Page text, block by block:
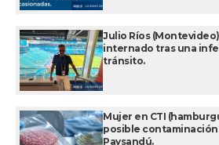
Julio Ríos
internado tras una
tránsito.
Mujer en CTI
posible
Paysandú.